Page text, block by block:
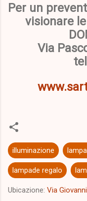
Per un
visionare
Via
illuminazione
lampade regalo
Ubicazione: Via